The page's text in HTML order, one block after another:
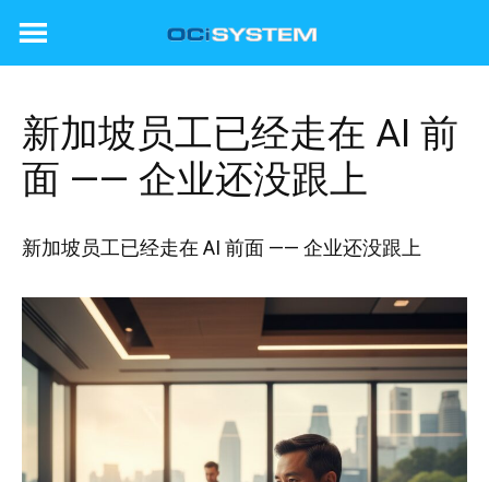
新加坡员工已经走在 AI 前
面 —— 企业还没跟上
新加坡员工已经走在 AI 前面 —— 企业还没跟上